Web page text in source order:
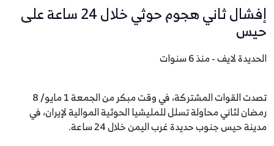
إفشال ثاني هجوم حوثي خلال 24 ساعة على
حيس
الحديدة لايف - منذ 6 سنوات
تصدت القوات المشتركة، في وقت مبكر من الجمعة 1 مايو/ 8
رمضان لثاني محاولة تسلل للمليشيا الحوثية الموالية لإيران، في
مدينة حيس جنوب حديدة غرب اليمن خلال 24 ساعة.